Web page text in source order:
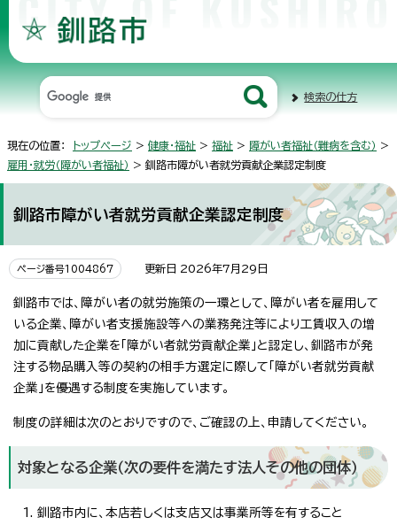
検索の仕方
現在の位置： トップページ > 健康・福祉 > 福祉 > 障がい者福祉（難病を含む） >
雇用・就労（障がい者福祉） > 釧路市障がい者就労貢献企業認定制度
釧路市障がい者就労貢献企業認定制度
ページ番号1004867 更新日 2026年7月29日
釧路市では、障がい者の就労施策の一環として、障がい者を雇用して
いる企業、障がい者支援施設等への業務発注等により工賃収入の増
加に貢献した企業を「障がい者就労貢献企業」と認定し、釧路市が発
注する物品購入等の契約の相手方選定に際して「障がい者就労貢献
企業」を優遇する制度を実施しています。
制度の詳細は次のとおりですので、ご確認の上、申請してください。
対象となる企業（次の要件を満たす法人その他の団体）
釧路市内に、本店若しくは支店又は事業所等を有すること